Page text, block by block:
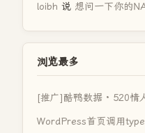
loibh 说 想问一下你的
浏览最多
[推广]酷鸭数据 · 520情
WordPress首页调用